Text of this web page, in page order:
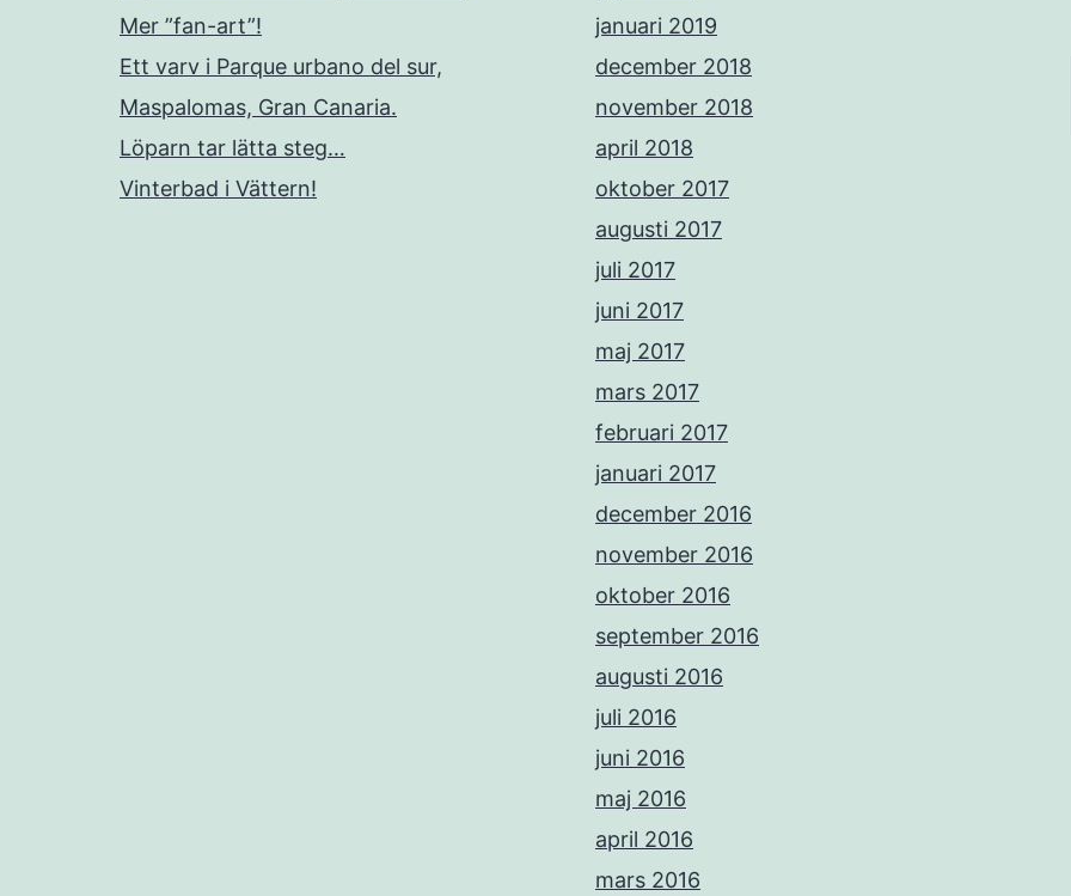
Mer ”fan-art”!
Ett varv i Parque urbano del sur,
Maspalomas, Gran Canaria.
Löparn tar lätta steg…
Vinterbad i Vättern!
januari 2019
december 2018
november 2018
april 2018
oktober 2017
augusti 2017
juli 2017
juni 2017
maj 2017
mars 2017
februari 2017
januari 2017
december 2016
november 2016
oktober 2016
september 2016
augusti 2016
juli 2016
juni 2016
maj 2016
april 2016
mars 2016